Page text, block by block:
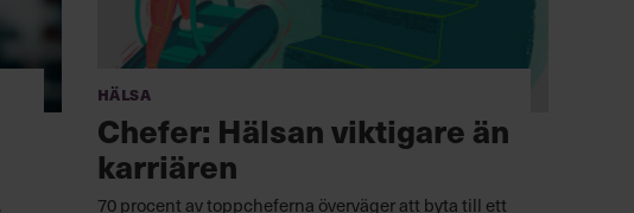
Hälsa
Chefer: Hälsan viktigare än
karriären
70 procent av toppcheferna överväger att byta till ett